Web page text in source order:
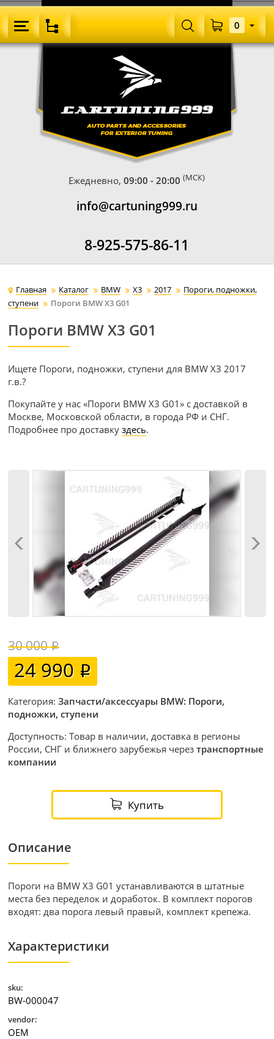
Ежедневно,09:00 - 20:00 (МСК)
info@cartuning999.ru
8-925-575-86-11
0
Главная Каталог BMW X3 2017
Пороги, подножки,
ступени
Пороги BMW X3 G01
Пороги BMW X3 G01
Ищете Пороги, подножки, ступени для BMW X3 2017
г.в.?
Покупайте у нас «Пороги BMW X3 G01» с доставкой в
Москве, Московской области, в города РФ и СНГ.
Подробнее про доставкуздесь.
30 000
24 990
Категория:Запчасти/аксессуары BMW: Пороги,
подножки, ступени
Доступность: Товар в наличии, доставка в регионы
России, СНГ и ближнего зарубежья черезтранспортные
компании
Купить
Описание
Пороги на BMW X3 G01 устанавливаются в штатные
места без переделок и доработок. В комплект порогов
входят: два порога левый правый, комплект крепежа.
Характеристики
sku:
BW-000047
vendor:
OEM